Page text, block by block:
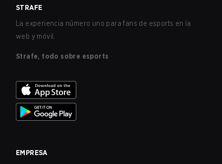
STRAFE
La experiencia número uno para fans de esports en la
web y móvil.
Strafe, todo sobre esports
EMPRESA